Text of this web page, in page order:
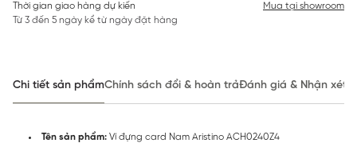
Thời gian giao hàng dự kiến
Từ 3 đến 5 ngày kể từ ngày đặt hàng
Mua tại showroom
Chi tiết sản phẩmChính sách đổi & hoàn trảĐánh giá & Nhận xét
Tên sản phẩm: Ví đựng card Nam Aristino ACH0240Z4